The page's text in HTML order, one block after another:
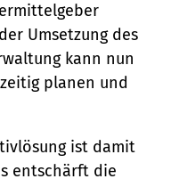
und
Umsetzung des
kann nun
planen und
ist damit
entschärft die